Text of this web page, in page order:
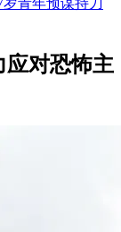
应对恐怖主